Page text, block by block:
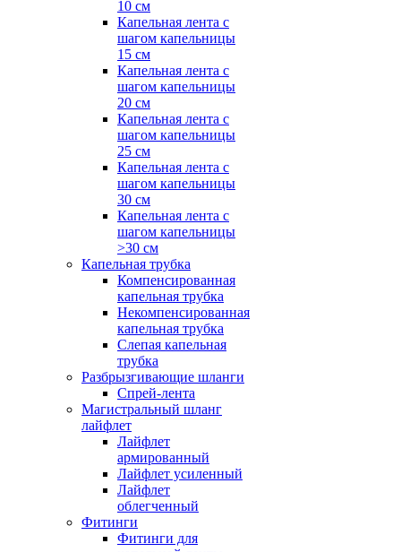
10 см
Капельная лента с
шагом капельницы
15 см
Капельная лента с
шагом капельницы
20 см
Капельная лента с
шагом капельницы
25 см
Капельная лента с
шагом капельницы
30 см
Капельная лента с
шагом капельницы
>30 см
Капельная трубка
Компенсированная
капельная трубка
Некомпенсированная
капельная трубка
Слепая капельная
трубка
Разбрызгивающие шланги
Спрей-лента
Магистральный шланг
лайфлет
Лайфлет
армированный
Лайфлет усиленный
Лайфлет
облегченный
Фитинги
Фитинги для